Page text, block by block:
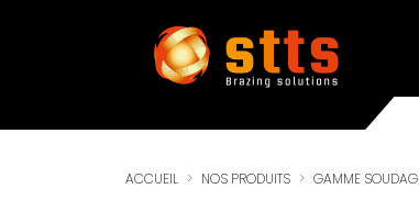
ACCUEIL NOS PRODUITS GAMME